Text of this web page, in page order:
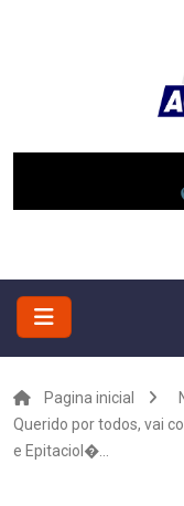
Pagina inicial
Querido por todos, vai
e Epitaciol�...